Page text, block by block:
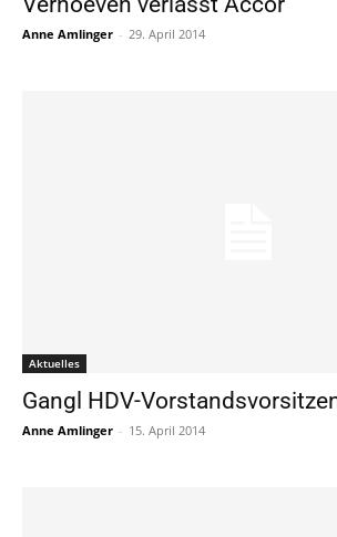
Anne Amlinger - 29. April 2014
Aktuelles
Gangl HDV-
Anne Amlinger - 15. April 2014